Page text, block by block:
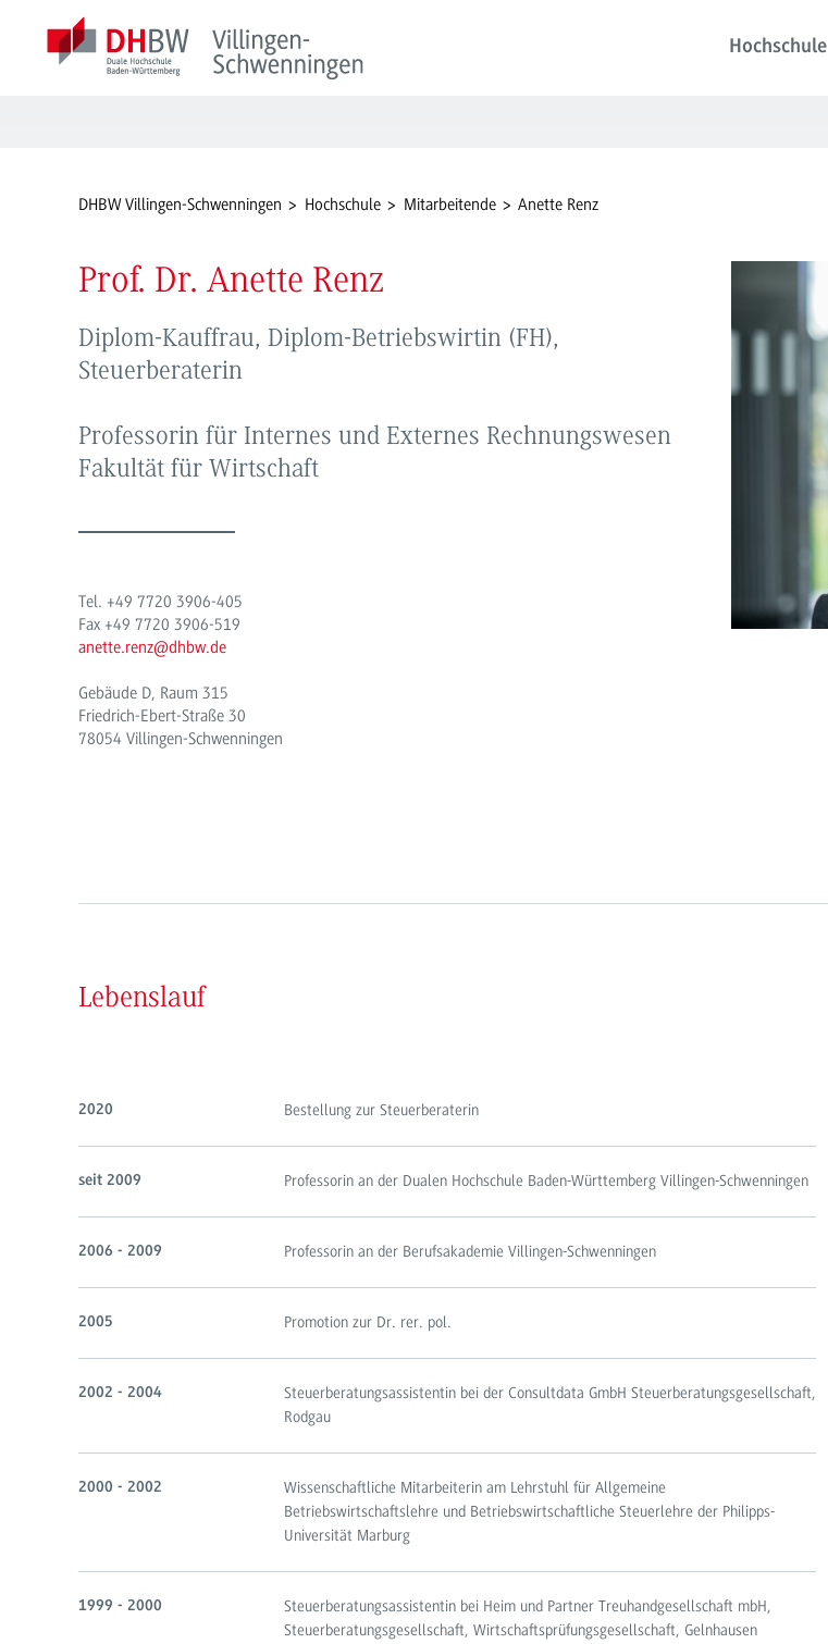
Hochschule
DHBW Villingen-Schwenningen Hochschule Mitarbeitende Anette Renz
Prof. Dr. Anette Renz
Diplom-Kauffrau, Diplom-Betriebswirtin (FH),
Steuerberaterin
Professorin für Internes und Externes Rechnungswesen
Fakultät für Wirtschaft
Tel. +49 7720 3906-405
Fax +49 7720 3906-519
anette.renz@dhbw.de
Gebäude D, Raum 315
Friedrich-Ebert-Straße 30
78054 Villingen-Schwenningen
Lebenslauf
2020 Bestellung zur Steuerberaterin
seit 2009 Professorin an der Dualen Hochschule Baden-Württemberg Villingen-Schwenningen
2006 - 2009 Professorin an der Berufsakademie Villingen-Schwenningen
2005 Promotion zur Dr. rer. pol.
2002 - 2004
Steuerberatungsassistentin bei der Consultdata GmbH Steuerberatungsgesellschaft,
Rodgau
2000 - 2002
Wissenschaftliche Mitarbeiterin am Lehrstuhl für Allgemeine
Betriebswirtschaftslehre und Betriebswirtschaftliche Steuerlehre der Philipps-
Universität Marburg
1999 - 2000
Steuerberatungsassistentin bei Heim und Partner Treuhandgesellschaft mbH,
Steuerberatungsgesellschaft, Wirtschaftsprüfungsgesellschaft, Gelnhausen